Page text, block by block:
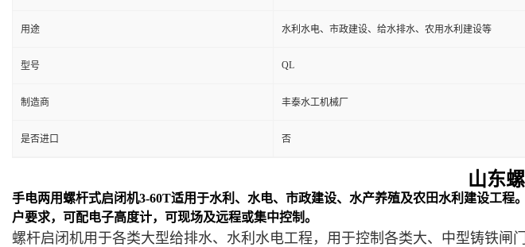
用途 水利水电、市政建设、给水排水、农用水利建设等
型号 QL
制造商 丰泰水工机械厂
是否进口 否
山东
手电两用螺杆式启闭机3-60T适用于水利、水电、市政建设、水产养殖及农田水利建设工
户要求，可配电子高度计，可现场及远程或集中控制。
螺杆启闭机用于各类大型给排水、水利水电工程，用于控制各类大、中型铸铁闸门